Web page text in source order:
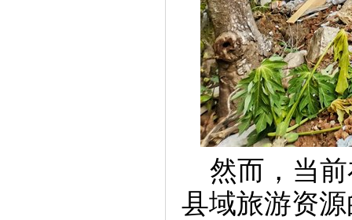
然而，当前
县域旅游资